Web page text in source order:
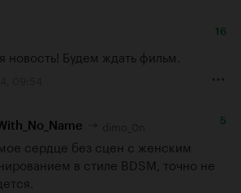
16
новость! Будем ждать фильм.
5
сердце без сцен с женским
в стиле BDSM, точно не